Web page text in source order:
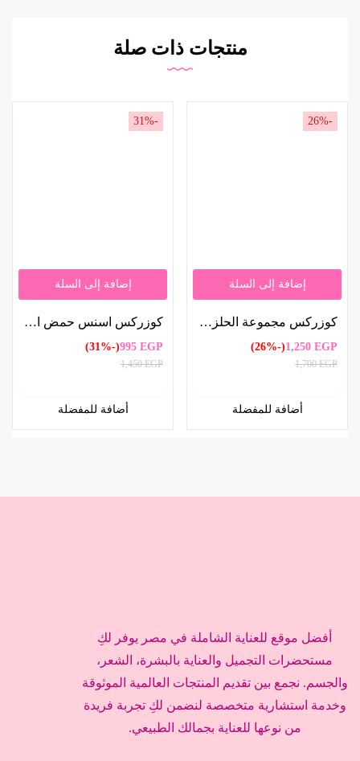
منتجات ذات صلة
إضافة إلى السلة
-26%
كوزركس مجموعة الحلزون – 4 قطع | COSRX Snail Set – 4 Pieces
1,250 EGP
(-26%)
1,700EGP
أضافة للمفضلة
إضافة إلى السلة
-31%
كوزركس اسنس حمض الهيالورونيك هيدرا باور 100 مل | COSRX Hyaluronic Acid Hydra Power Essence 100ml
995 EGP
(-31%)
1,450EGP
أضافة للمفضلة
أفضل موقع للعناية الشاملة في مصر يوفر لكِ
مستحضرات التجميل والعناية بالبشرة، الشعر،
والجسم. نجمع بين تقديم المنتجات العالمية الموثوقة
وخدمة استشارية متخصصة لنضمن لكِ تجربة فريدة
من نوعها للعناية بجمالك الطبيعي.